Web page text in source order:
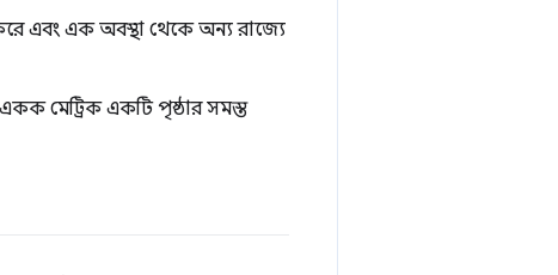
এবং এক অবস্থা থেকে অন্য রাজ্যে
মেট্রিক একটি পৃষ্ঠার সমস্ত